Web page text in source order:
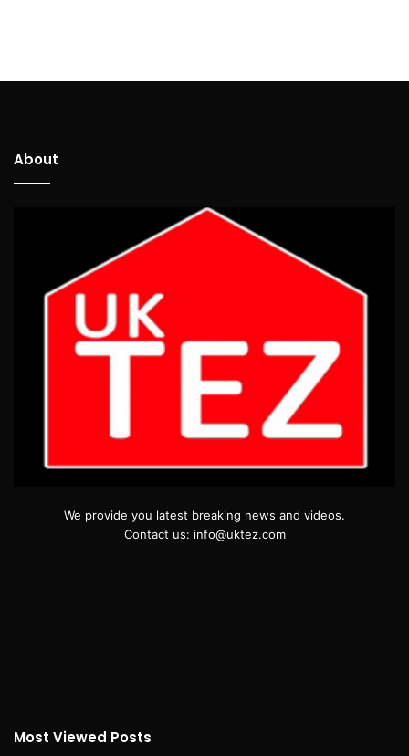
About
We provide you latest breaking news and videos.
Contact us: info@uktez.com
Most Viewed Posts